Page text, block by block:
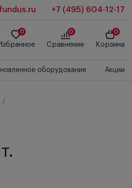
+7 (495) 604-12-17
0 0
Сравнение
0
Корзина
оборудование Акции